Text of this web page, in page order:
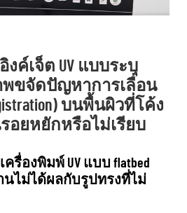
ค์เจ็ต UV แบบระบุ
ขจัดปัญหาการเลื่อน
บนพื้นผิวที่โค้ง
อยหยักหรือไม่เรียบ
รื่องพิมพ์ UV แบบ flatbed
นไม่ได้ผลกับรูปทรงที่ไม่